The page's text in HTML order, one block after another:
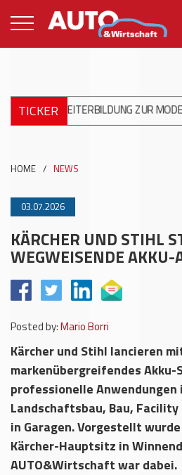
TICKER
WEITERBILDUNG ZUR MODERNEN
HOME / NEWS
03.07.2026
KÄRCHER UND STIHL
WEGWEISENDE AKKU-
Posted by:Mario Borri
Kärcher und Stihl lancieren
markenübergreifendes Akku-
professionelle
Landschaftsbau, Bau,
in Garagen. Vorgestellt
Kärcher-Hauptsitz in
AUTO&Wirtschaft war dabei.